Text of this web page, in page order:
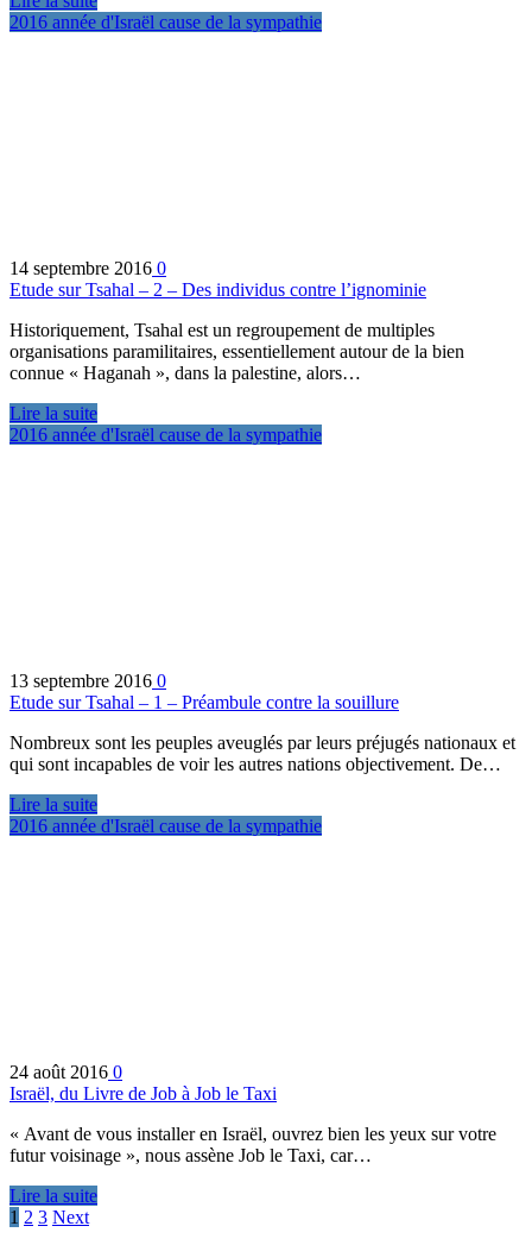
2016 année d'Israël cause de la sympathie
14 septembre 2016 0
Etude sur Tsahal – 2 – Des individus contre l’ignominie
Historiquement, Tsahal est un regroupement de multiples
organisations paramilitaires, essentiellement autour de la bien
connue « Haganah », dans la palestine, alors…
Lire la suite
2016 année d'Israël cause de la sympathie
13 septembre 2016 0
Etude sur Tsahal – 1 – Préambule contre la souillure
Nombreux sont les peuples aveuglés par leurs préjugés nationaux et
qui sont incapables de voir les autres nations objectivement. De…
Lire la suite
2016 année d'Israël cause de la sympathie
24 août 2016 0
Israël, du Livre de Job à Job le Taxi
« Avant de vous installer en Israël, ouvrez bien les yeux sur votre
futur voisinage », nous assène Job le Taxi, car…
Lire la suite
1 2 3 Next